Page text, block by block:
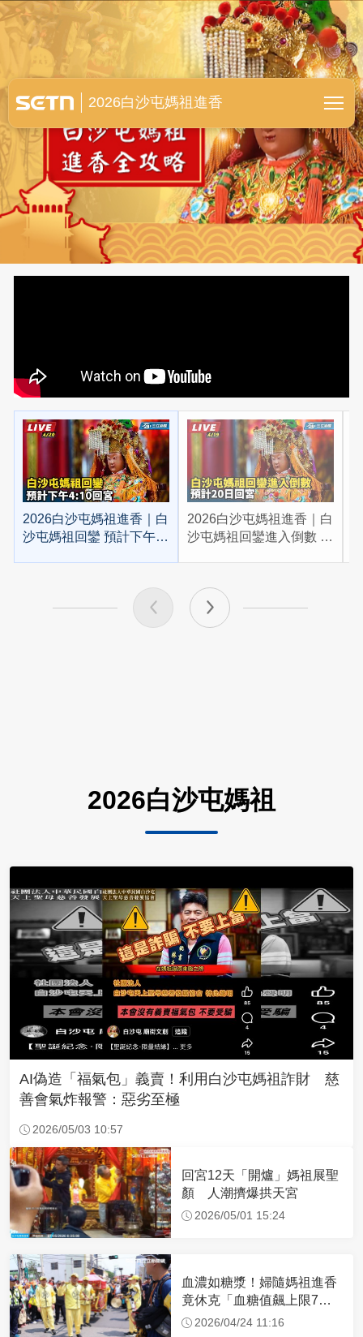
白沙屯媽祖進香全紀錄
2026白沙屯媽祖進香
2026白沙屯媽祖進香｜白
沙屯媽祖回鑾 預計下午
2026白沙屯媽祖進香｜白
沙屯媽祖回鑾進入倒數 預
2026白沙屯媽祖
AI偽造「福氣包」義賣！利用白沙屯媽祖詐財 慈
善會氣炸報警：惡劣至極
2026/05/03 10:57
回宮12天「開爐」媽祖展聖
顏 人潮擠爆拱天宮
2026/05/01 15:24
血濃如糖漿！婦隨媽祖進香
竟休克「血糖值飆上限7
倍」 醫曝原因
2026/04/24 11:16